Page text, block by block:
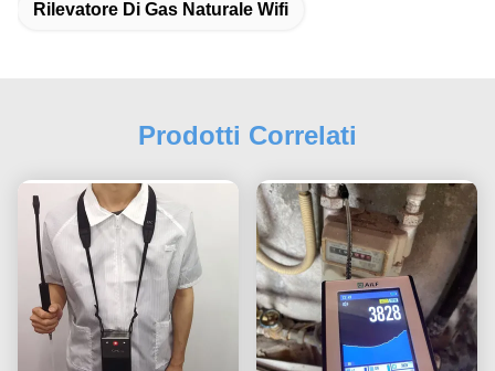
Rilevatore Di Gas Naturale Wifi
Prodotti Correlati